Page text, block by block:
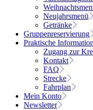
Neujahrsmenü
Getränke
Gruppenreservierung
Praktische
Zugang zur
Kontakt
FAQ
Strecke
Fahrplan
Mein Konto
Newsletter